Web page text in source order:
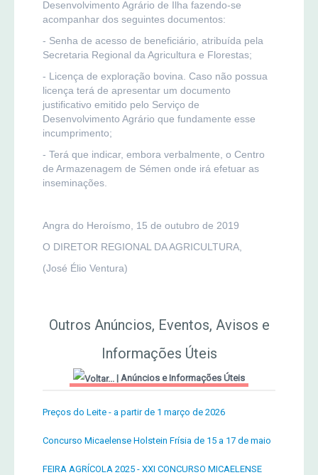
Desenvolvimento Agrário de Ilha fazendo-se
acompanhar dos seguintes documentos:
- Senha de acesso de beneficiário, atribuída pela
Secretaria Regional da Agricultura e Florestas;
- Licença de exploração bovina. Caso não possua
licença terá de apresentar um documento
justificativo emitido pelo Serviço de
Desenvolvimento Agrário que fundamente esse
incumprimento;
- Terá que indicar, embora verbalmente, o Centro
de Armazenagem de Sémen onde irá efetuar as
inseminações.
Angra do Heroísmo, 15 de outubro de 2019
O DIRETOR REGIONAL DA AGRICULTURA,
(José Élio Ventura)
Outros Anúncios, Eventos, Avisos e
Informações Úteis
| Anúncios e Informações Úteis
Preços do Leite - a partir de 1 março de 2026
Concurso Micaelense Holstein Frísia de 15 a 17 de maio
FEIRA AGRÍCOLA 2025 - XXI CONCURSO MICAELENSE